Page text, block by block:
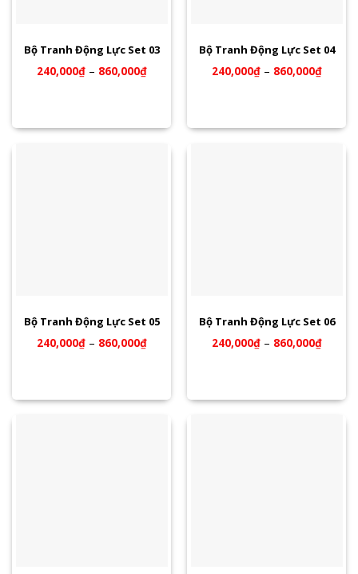
Bộ Tranh Động Lực Set 03
240,000₫– 860,000₫
Bộ Tranh Động Lực Set 04
240,000₫– 860,000₫
Bộ Tranh Động Lực Set 05
240,000₫– 860,000₫
Bộ Tranh Động Lực Set 06
240,000₫– 860,000₫